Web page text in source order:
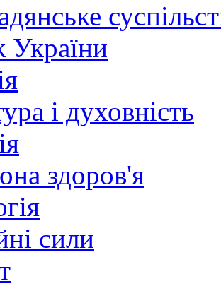
України
і духовність
здоров'я
сили